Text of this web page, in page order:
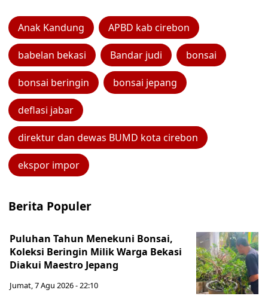
Anak Kandung APBD kab cirebon
babelan bekasi Bandar judi bonsai
bonsai beringin bonsai jepang
deflasi jabar
direktur dan dewas BUMD kota cirebon
ekspor impor
Berita Populer
Puluhan Tahun Menekuni Bonsai,
Koleksi Beringin Milik Warga Bekasi
Diakui Maestro Jepang
Jumat, 7 Agu 2026 - 22:10